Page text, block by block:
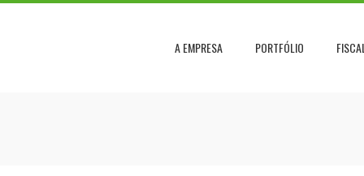
A EMPRESA PORTFÓLIO